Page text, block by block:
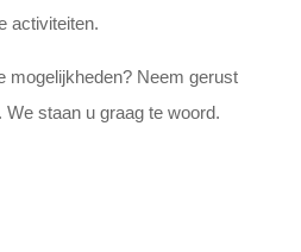
activiteiten.
mogelijkheden? Neem gerust
staan u graag te woord.